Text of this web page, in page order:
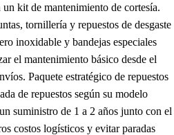
kit de mantenimiento de cortesía.
tornillería y repuestos de desgaste
inoxidable y bandejas especiales
el mantenimiento básico desde el
Paquete estratégico de repuestos
de repuestos según su modelo
suministro de 1 a 2 años junto con el
costos logísticos y evitar paradas